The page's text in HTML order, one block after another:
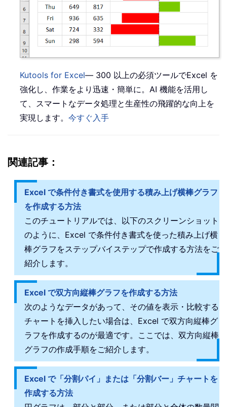
Kutools for Excel— 300 以上の必須ツールでExcel を
強化し、作業をより迅速・簡単に。AI 機能を活用し
て、スマートなデータ処理と生産性の飛躍的な向上を
実現します。 今すぐ入手
関連記事：
Excel で条件付き書式を使用する積み上げ横棒グラフ
を作成する方法
このチュートリアルでは、以下のスクリーンショット
のように、Excel で条件付き書式を使った積み上げ横
棒グラフをステップバイステップで作成する方法をご
紹介します。
Excel で双方向縦棒グラフを作成する方法
次のようなデータがあって、その値を表示・比較する
チャートを挿入したい場合は、Excel で双方向縦棒グ
ラフを作成するのが最適です。ここでは、双方向縦棒
グラフの作成手順をご紹介します。
Excel で「分割パイ」または「分割バー」チャートを
作成する方法